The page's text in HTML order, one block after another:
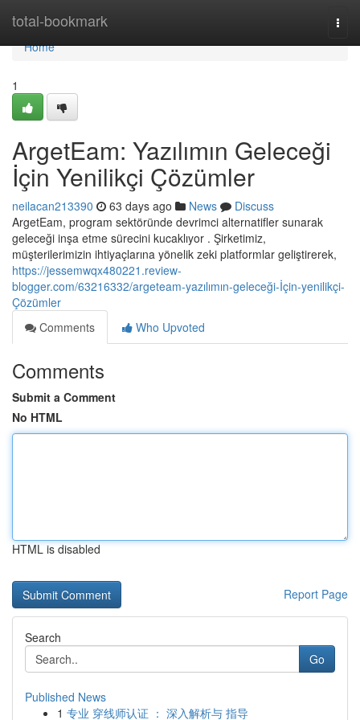
total-bookmark
Home
Home
1
ArgetEam: Yazılımın Geleceği
İçin Yenilikçi Çözümler
neilacan213390 63 days ago News
Discuss
ArgetEam, program sektöründe devrimci alternatifler sunarak
geleceği inşa etme sürecini kucaklıyor . Şirketimiz,
müşterilerimizin ihtiyaçlarına yönelik zeki platformlar geliştirerek,
https://jessemwqx480221.review-
blogger.com/63216332/argeteam-yazılımın-geleceği-İçin-yenilikçi-
Çözümler
Comments
Who Upvoted
Comments
Submit a Comment
No HTML
HTML is disabled
Report Page
Search
Go
Published News
1 专业 穿线师认证 ： 深入解析与 指导